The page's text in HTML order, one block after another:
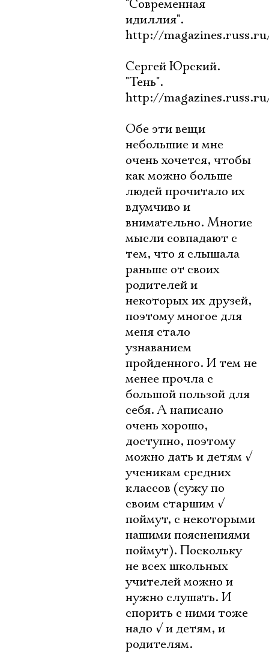
"Современная
идиллия".
http://
Сергей Юрский.
"Тень".
http://
Обе эти вещи
небольшие и мне
очень хочется, чтобы
как можно больше
людей прочитало их
вдумчиво и
внимательно. Многие
мысли совпадают с
тем, что я слышала
раньше от своих
родителей и
некоторых их друзей,
поэтому многое для
меня стало
узнаванием
пройденного. И тем не
менее прочла с
большой пользой для
себя. А написано
очень хорошо,
доступно, поэтому
можно дать и детям √
ученикам средних
классов (сужу по
своим старшим √
поймут, с некоторыми
нашими пояснениями
поймут). Поскольку
не всех школьных
учителей можно и
нужно слушать. И
спорить с ними тоже
надо √и детям, и
родителям.